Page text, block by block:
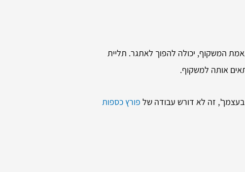
המשקוף, יכולה להפוך לאתגר. תליית
אותה למשקוף.
זה לא דורש עבודה של פורץ כספות